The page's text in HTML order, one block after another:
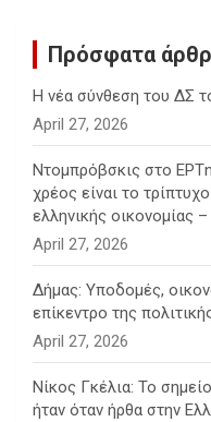
Πρόσφατα
Η νέα σύνθεση του ΔΣ
April 27, 2026
Ντομπρόβσκις στο
χρέος είναι το
ελληνικής οικονομίας
April 27, 2026
Δήμας: Υποδομές,
επίκεντρο της
April 27, 2026
Νίκος Γκέλια: Το
ήταν όταν ήρθα στην